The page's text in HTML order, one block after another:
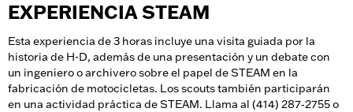
EXPERIENCIA STEAM
Esta experiencia de 3 horas incluye una visita guiada por la
historia de H-D, además de una presentación y un debate con
un ingeniero o archivero sobre el papel de STEAM en la
fabricación de motocicletas. Los scouts también participarán
en una actividad práctica de STEAM. Llama al (414) 287‑2755 o